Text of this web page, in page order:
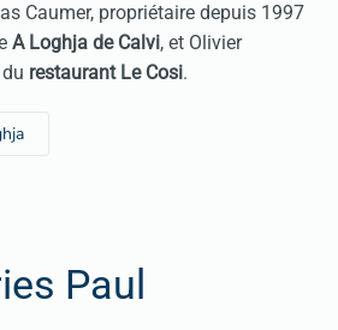
Caumer, propriétaire depuis 1997
A Loghja de Calvi, et Olivier
restaurant Le Cosi.
Paul